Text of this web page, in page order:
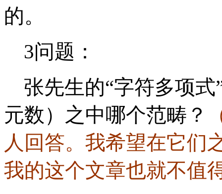
的。
3问题：
张先生的“字符多项式
元数）之中哪个范畴？
人回答。我希望在它们
我的这个文章也就不值